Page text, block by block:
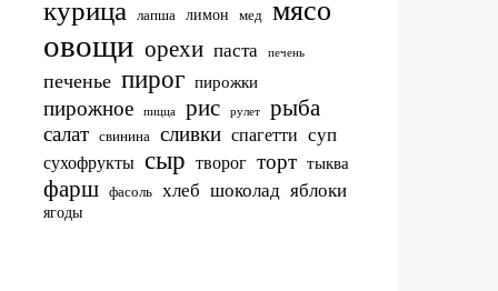
курица лапша лимон мед мясо
овощи орехи паста печень
печенье пирог пирожки
пирожное пицца рис рулет рыба
салат свинина сливки спагетти суп
сухофрукты сыр творог торт тыква
фарш фасоль хлеб шоколад яблоки
ягоды